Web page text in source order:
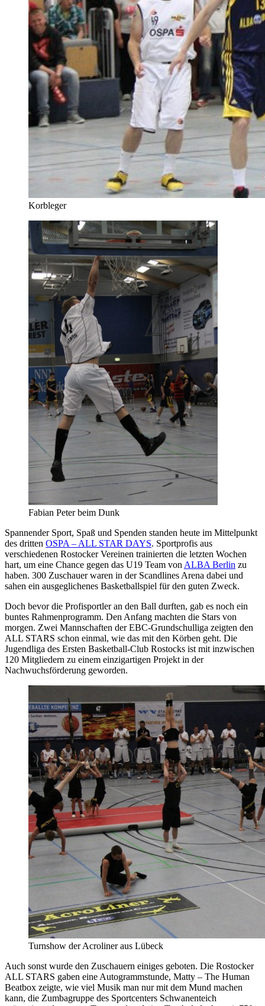
Korbleger
Fabian Peter beim Dunk
Spannender Sport, Spaß und Spenden standen heute im Mittelpunkt
des dritten OSPA – ALL STAR DAYS. Sportprofis aus
verschiedenen Rostocker Vereinen trainierten die letzten Wochen
hart, um eine Chance gegen das U19 Team von ALBA Berlin zu
haben. 300 Zuschauer waren in der Scandlines Arena dabei und
sahen ein ausgeglichenes Basketballspiel für den guten Zweck.
Doch bevor die Profisportler an den Ball durften, gab es noch ein
buntes Rahmenprogramm. Den Anfang machten die Stars von
morgen. Zwei Mannschaften der EBC-Grundschulliga zeigten den
ALL STARS schon einmal, wie das mit den Körben geht. Die
Jugendliga des Ersten Basketball-Club Rostocks ist mit inzwischen
120 Mitgliedern zu einem einzigartigen Projekt in der
Nachwuchsförderung geworden.
Turnshow der Acroliner aus Lübeck
Auch sonst wurde den Zuschauern einiges geboten. Die Rostocker
ALL STARS gaben eine Autogrammstunde, Matty – The Human
Beatbox zeigte, wie viel Musik man nur mit dem Mund machen
kann, die Zumbagruppe des Sportcenters Schwanenteich